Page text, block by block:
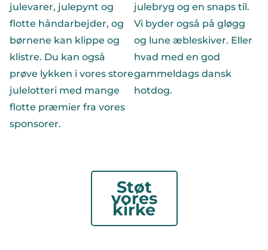
julevarer, julepynt og
flotte håndarbejder, og
børnene kan klippe og
klistre. Du kan også
prøve lykken i vores store
julelotteri med mange
flotte præmier fra vores
sponsorer.
julebryg og en snaps til.
Vi byder også på gløgg
og lune æbleskiver. Eller
hvad med en god
gammeldags dansk
hotdog.
Støt
vores
kirke